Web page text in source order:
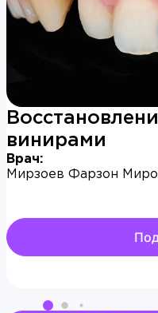
винирами
Врач:
Мирзоев Фарзон